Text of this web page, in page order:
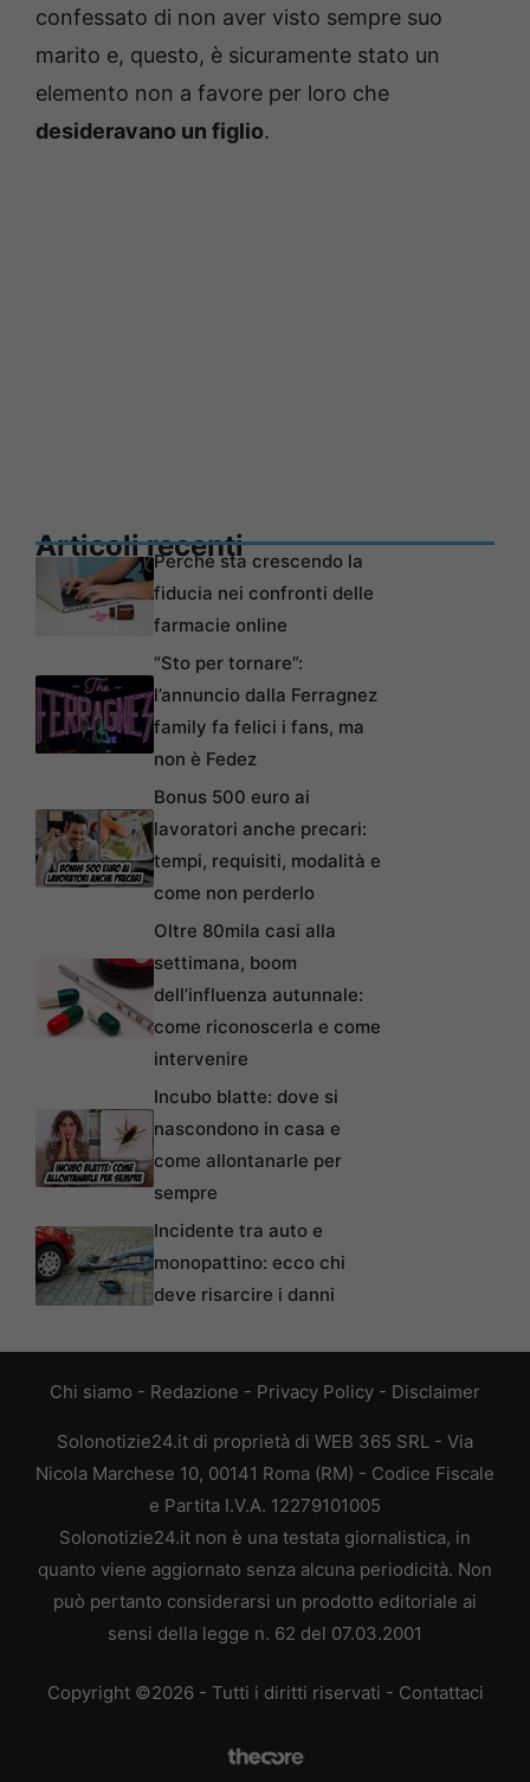
confessato di non aver visto sempre suo
marito e, questo, è sicuramente stato un
elemento non a favore per loro che
desideravano un figlio.
Articoli recentiPerché sta crescendo la
fiducia nei confronti delle
farmacie online
“Sto per tornare”:
l’annuncio dalla Ferragnez
family fa felici i fans, ma
non è Fedez
Bonus 500 euro ai
lavoratori anche precari:
tempi, requisiti, modalità e
come non perderlo
Oltre 80mila casi alla
settimana, boom
dell’influenza autunnale:
come riconoscerla e come
intervenire
Incubo blatte: dove si
nascondono in casa e
come allontanarle per
sempre
Incidente tra auto e
monopattino: ecco chi
deve risarcire i danni
Chi siamo - Redazione - Privacy Policy - Disclaimer
Solonotizie24.it di proprietà di WEB 365 SRL - Via
Nicola Marchese 10, 00141 Roma (RM) - Codice Fiscale
e Partita I.V.A. 12279101005
Solonotizie24.it non è una testata giornalistica, in
quanto viene aggiornato senza alcuna periodicità. Non
può pertanto considerarsi un prodotto editoriale ai
sensi della legge n. 62 del 07.03.2001
Copyright ©2026 - Tutti i diritti riservati - Contattaci